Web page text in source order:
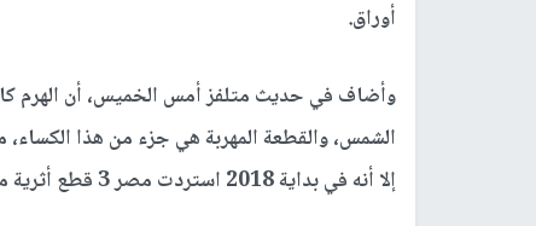
أوراق.
وأضاف في حديث متلفز أمس الخميس، أن الهرم
الشمس، والقطعة المهربة هي جزء من هذا
إلا أنه في بداية 2018 استردت مصر 3 قطع أثرية من أمريكا، كانت قد خرجت عام 1927، أي قبل 90 عاما.